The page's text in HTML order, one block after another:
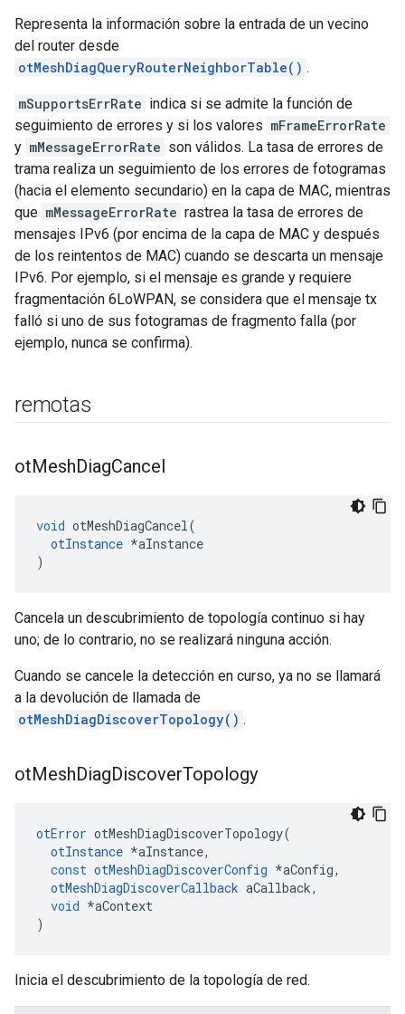
Representa la información sobre la entrada de un vecino
del router desde
otMeshDiagQueryRouterNeighborTable() .
mSupportsErrRate indica si se admite la función de
seguimiento de errores y si los valores mFrameErrorRate
y mMessageErrorRate son válidos. La tasa de errores de
trama realiza un seguimiento de los errores de fotogramas
(hacia el elemento secundario) en la capa de MAC, mientras
que mMessageErrorRate rastrea la tasa de errores de
mensajes IPv6 (por encima de la capa de MAC y después
de los reintentos de MAC) cuando se descarta un mensaje
IPv6. Por ejemplo, si el mensaje es grande y requiere
fragmentación 6LoWPAN, se considera que el mensaje tx
falló si uno de sus fotogramas de fragmento falla (por
ejemplo, nunca se confirma).
remotas
otMeshDiagCancel
void otMeshDiagCancel(
otInstance *aInstance
)
Cancela un descubrimiento de topología continuo si hay
uno; de lo contrario, no se realizará ninguna acción.
Cuando se cancele la detección en curso, ya no se llamará
a la devolución de llamada de
otMeshDiagDiscoverTopology() .
otMeshDiagDiscoverTopology
otError otMeshDiagDiscoverTopology(
otInstance *aInstance,
const otMeshDiagDiscoverConfig *aConfig,
otMeshDiagDiscoverCallback aCallback,
void *aContext
)
Inicia el descubrimiento de la topología de red.